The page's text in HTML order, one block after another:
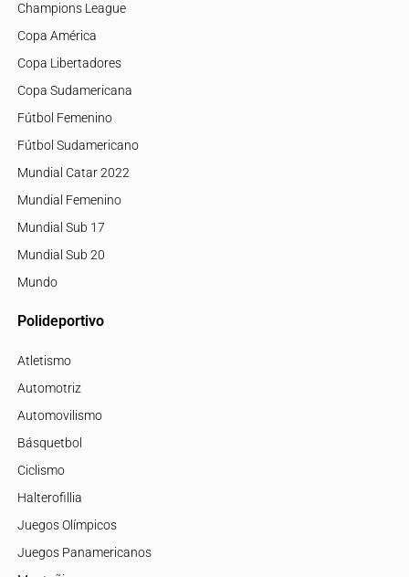
Champions League
Copa América
Copa Libertadores
Copa Sudamericana
Fútbol Femenino
Fútbol Sudamericano
Mundial Catar 2022
Mundial Femenino
Mundial Sub 17
Mundial Sub 20
Mundo
Polideportivo
Atletismo
Automotriz
Automovilismo
Básquetbol
Ciclismo
Halterofillia
Juegos Olímpicos
Juegos Panamericanos